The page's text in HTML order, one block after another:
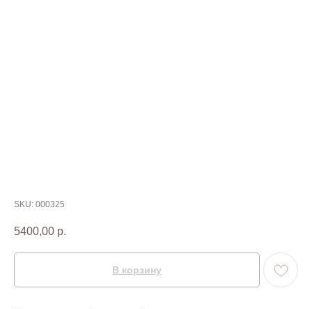
SKU: 000325
5400,00 р.
В корзину